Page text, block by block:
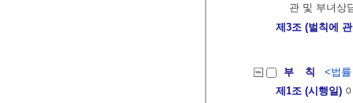
관 및 부녀상
제3조 (벌칙에
부 칙
<법
제1조 (시행일)